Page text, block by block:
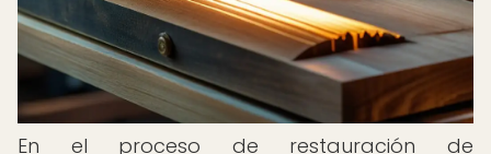
En el proceso de restauración de